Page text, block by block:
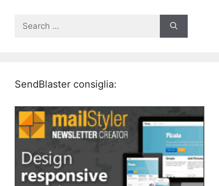
for:
SendBlaster consiglia: